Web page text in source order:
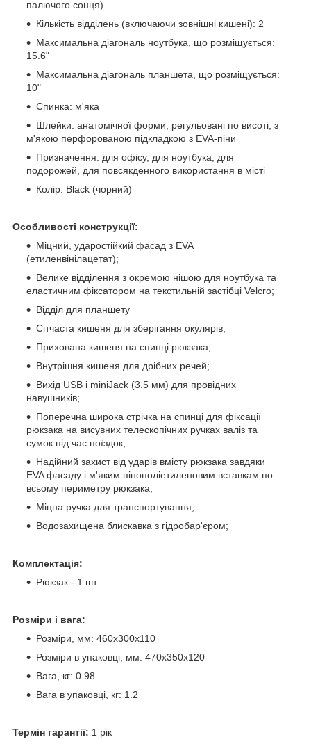
палючого сонця)
Кількість відділень (включаючи зовнішні кишені): 2
Максимальна діагональ ноутбука, що розміщується:
15.6"
Максимальна діагональ планшета, що розміщується:
10"
Спинка: м'яка
Шлейки: анатомічної форми, регульовані по висоті, з
м'якою перфорованою підкладкою з EVA-піни
Призначення: для офісу, для ноутбука, для
подорожей, для повсякденного використання в місті
Колір: Black (чорний)
Особливості конструкції:
Міцний, ударостійкий фасад з EVA
(етиленвінілацетат);
Велике відділення з окремою нішою для ноутбука та
еластичним фіксатором на текстильній застібці Velcro;
Відділ для планшету
Сітчаста кишеня для зберігання окулярів;
Прихована кишеня на спинці рюкзака;
Внутрішня кишеня для дрібних речей;
Вихід USB і miniJack (3.5 мм) для провідних
навушників;
Поперечна широка стрічка на спинці для фіксації
рюкзака на висувних телескопічних ручках валіз та
сумок під час поїздок;
Надійний захист від ударів вмісту рюкзака завдяки
EVA фасаду і м'яким пінополіетиленовим вставкам по
всьому периметру рюкзака;
Міцна ручка для транспортування;
Водозахищена блискавка з гідробар'єром;
Комплектація:
Рюкзак - 1 шт
Розміри і вага:
Розміри, мм: 460х300х110
Розміри в упаковці, мм: 470х350х120
Вага, кг: 0.98
Вага в упаковці, кг: 1.2
Термін гарантії: 1 рік